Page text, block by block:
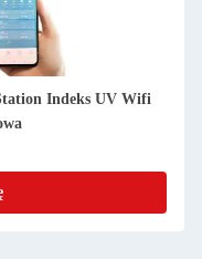
Meteorologiczna /